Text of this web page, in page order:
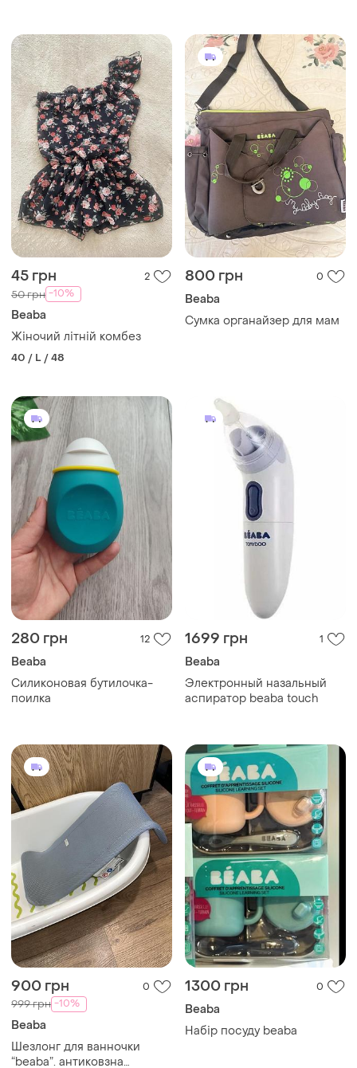
45 грн 2
50 грн -10%
Beaba
Жіночий літній комбез
40 / L / 48
800 грн 0
Beaba
Сумка органайзер для мам
280 грн 12
Beaba
Силиконовая бутилочка-
поилка
1699 грн 1
Beaba
Электронный назальный
аспиратор beaba touch
900 грн 0
999 грн -10%
Beaba
Шезлонг для ванночки
“beaba”. антиковзна
1300 грн 0
Beaba
Набір посуду beaba